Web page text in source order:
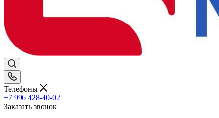
Телефоны
+7 996 428-40-02
Заказать звонок